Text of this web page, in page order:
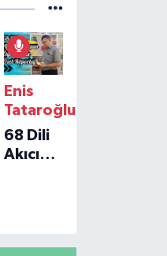
Enis
Tataroğlu
68 Dili
Akıcı